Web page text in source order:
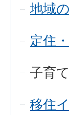
地域
定住
子育
移住